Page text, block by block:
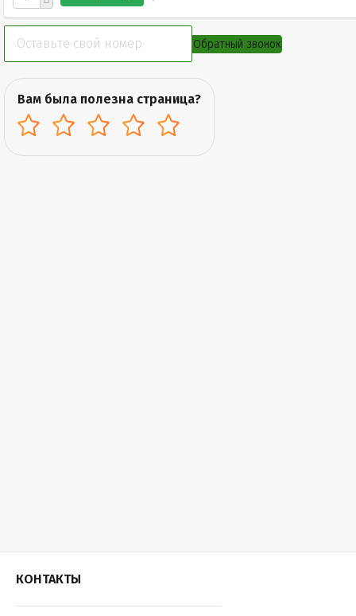
Обратный звонок
Вам была полезна страница?
КОНТАКТЫ